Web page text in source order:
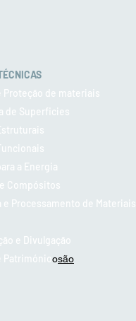
Proteção de materiais
de Superficies
a Energia
Compósitos
e Processamento de Materiais
e Divulgação
Patrimónioosão